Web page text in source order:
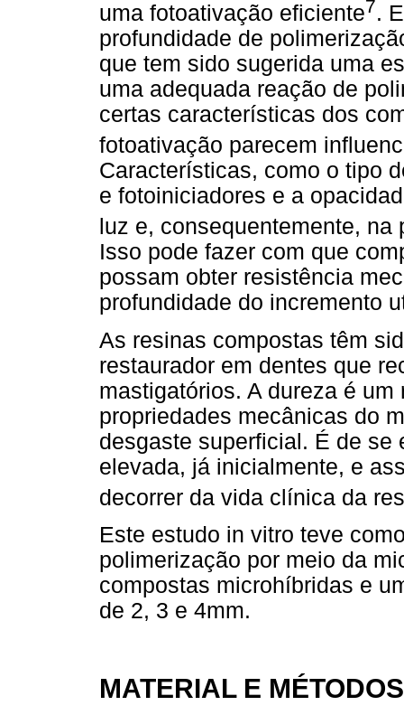
uma fotoativação eficiente7.
profundidade de
que tem sido sugerida uma
uma adequada reação de
certas características dos
fotoativação parecem
Características, como o tipo
e fotoiniciadores e a
luz e, consequentemente,
Isso pode fazer com que
possam obter resistência
profundidade do incremento
As resinas compostas têm
restaurador em dentes que
mastigatórios. A dureza é
propriedades mecânicas do
desgaste superficial. É de se
elevada, já inicialmente, e
decorrer da vida clínica da
Este estudo in vitro teve
polimerização por meio da
compostas microhíbridas e
de 2, 3 e 4mm.
MATERIAL E MÉTODOS